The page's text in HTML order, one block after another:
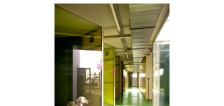
Dierenasiel
Antwerpen